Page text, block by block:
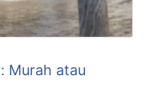
Murah atau